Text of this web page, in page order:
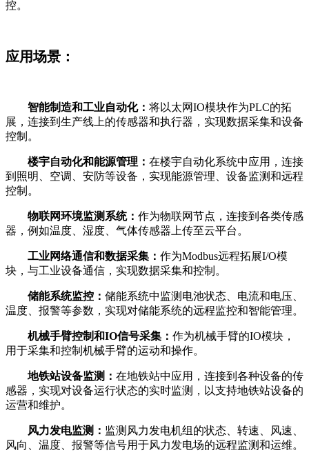
控。
应用场景：
智能制造和工业自动化： 将以太网IO模块作为PLC的拓
展，连接到生产线上的传感器和执行器，实现数据采集和设备
控制。
楼宇自动化和能源管理： 在楼宇自动化系统中应用，连接
到照明、空调、安防等设备，实现能源管理、设备监测和远程
控制。
物联网环境监测系统： 作为物联网节点，连接到各类传感
器，例如温度、湿度、气体传感器上传至云平台。
工业网络通信和数据采集： 作为Modbus远程拓展I/O模
块，与工业设备通信，实现数据采集和控制。
储能系统监控： 储能系统中监测电池状态、电流和电压、
温度、报警等参数，实现对储能系统的远程监控和智能管理。
机械手臂控制和IO信号采集： 作为机械手臂的IO模块，
用于采集和控制机械手臂的运动和操作。
地铁站设备监测： 在地铁站中应用，连接到各种设备的传
感器，实现对设备运行状态的实时监测，以支持地铁站设备的
运营和维护。
风力发电监测： 监测风力发电机组的状态、转速、风速、
风向、温度、报警等信号用于风力发电场的远程监测和运维。